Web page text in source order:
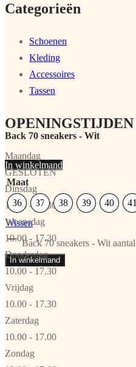
Back 70 sneakers - Wit
In winkelmand
Maat
36
37 38 39 40 41
Wissen
Back 70 sneakers - Wit aantal
In winkelmand
Categorieën
Schoenen
Kleding
Accessoires
Tassen
OPENINGSTIJDEN
Maandag
GESLOTEN
Dinsdag
10.00 - 17.30
Woensdag
10.00 - 17.30
Donderdag
10.00 - 17.30
Vrijdag
10.00 - 17.30
Zaterdag
10.00 - 17.00
Zondag